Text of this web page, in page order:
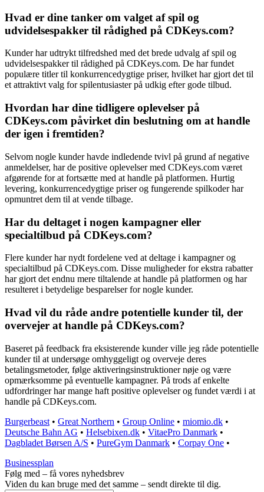
Hvad er dine tanker om valget af spil og
udvidelsespakker til rådighed på CDKeys.com?
Kunder har udtrykt tilfredshed med det brede udvalg af spil og
udvidelsespakker til rådighed på CDKeys.com. De har fundet
populære titler til konkurrencedygtige priser, hvilket har gjort det til
et attraktivt valg for spilentusiaster på udkig efter gode tilbud.
Hvordan har dine tidligere oplevelser på
CDKeys.com påvirket din beslutning om at handle
der igen i fremtiden?
Selvom nogle kunder havde indledende tvivl på grund af negative
anmeldelser, har de positive oplevelser med CDKeys.com været
afgørende for at fortsætte med at handle på platformen. Hurtig
levering, konkurrencedygtige priser og fungerende spilkoder har
opmuntret dem til at vende tilbage.
Har du deltaget i nogen kampagner eller
specialtilbud på CDKeys.com?
Flere kunder har nydt fordelene ved at deltage i kampagner og
specialtilbud på CDKeys.com. Disse muligheder for ekstra rabatter
har gjort det endnu mere tiltalende at handle på platformen og har
resulteret i betydelige besparelser for nogle kunder.
Hvad vil du råde andre potentielle kunder til, der
overvejer at handle på CDKeys.com?
Baseret på feedback fra eksisterende kunder ville jeg råde potentielle
kunder til at undersøge omhyggeligt og overveje deres
betalingsmetoder, følge aktiveringsinstruktioner nøje og være
opmærksomme på eventuelle kampagner. På trods af enkelte
udfordringer har mange haft positive oplevelser og fundet værdi i at
handle på CDKeys.com.
Burgerbeast • Great Northern • Group Online • miomio.dk •
Deutsche Bahn AG • Helsebixen.dk • VitaePro Danmark •
Dagbladet Børsen A/S • PureGym Danmark • Corpay One •
Businessplan
Følg med – få vores nyhedsbrev
Viden du kan bruge med det samme – sendt direkte til dig.